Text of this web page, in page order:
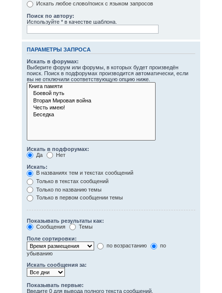
Искать любое слово/поиск с языком запросов
Поиск по автору:
Используйте * в качестве шаблона.
ПАРАМЕТРЫ ЗАПРОСА
Искать в форумах:
Выберите форум или форумы, в которых будет произведён
поиск. Поиск в подфорумах производится автоматически, если
вы не отключили соответствующую опцию ниже.
Искать в подфорумах:
Да
Нет
Искать:
В названиях тем и текстах сообщений
Только в текстах сообщений
Только по названию темы
Только в первом сообщении темы
Показывать результаты как:
Сообщения
Темы
Поле сортировки:
по возрастанию
по
убыванию
Искать сообщения за:
Показывать первые:
Введите 0 для вывода полного текста сообщений.